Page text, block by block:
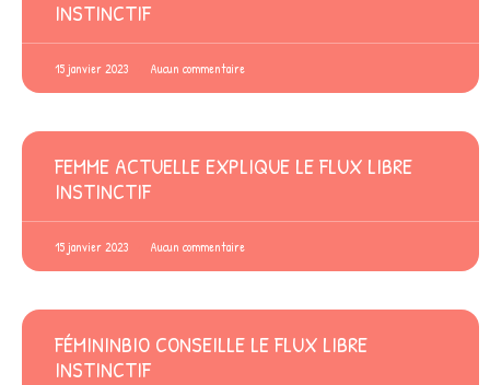
INSTINCTIF
15 janvier 2023 Aucun commentaire
FEMME ACTUELLE EXPLIQUE LE FLUX LIBRE
INSTINCTIF
15 janvier 2023 Aucun commentaire
FÉMININBIO CONSEILLE LE FLUX LIBRE
INSTINCTIF